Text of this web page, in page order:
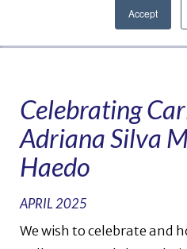
Accept
Celebrating
Adriana Silva
Haedo
APRIL 2025
We wish to celebrate and